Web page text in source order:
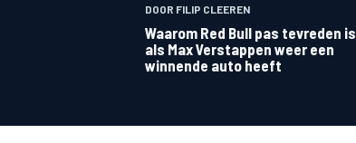
DOOR FILIP CLEEREN
Waarom Red Bull pas tevreden is
als Max Verstappen weer een
winnende auto heeft